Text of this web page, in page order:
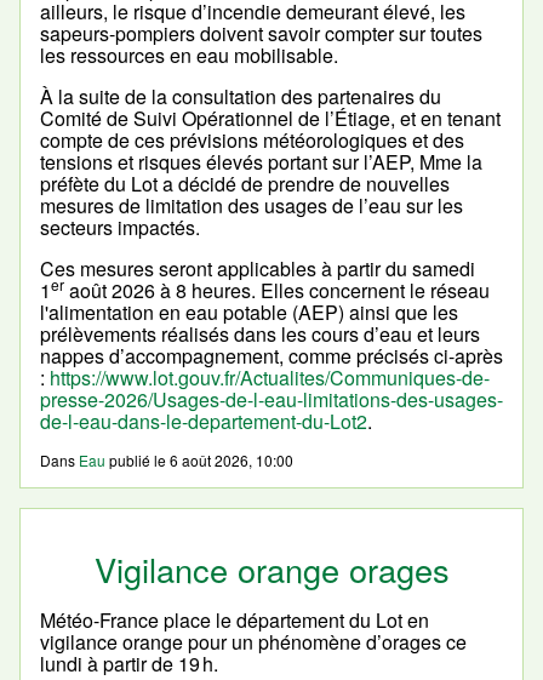
ailleurs, le risque d’incendie demeurant élevé, les
sapeurs-pompiers doivent savoir compter sur toutes
les ressources en eau mobilisable.
À la suite de la consultation des partenaires du
Comité de Suivi Opérationnel de l’Étiage, et en tenant
compte de ces prévisions météorologiques et des
tensions et risques élevés portant sur l’AEP, Mme la
préfète du Lot a décidé de prendre de nouvelles
mesures de limitation des usages de l’eau sur les
secteurs impactés.
Ces mesures seront applicables à partir du samedi
1er août 2026 à 8 heures. Elles concernent le réseau
l'alimentation en eau potable (AEP) ainsi que les
prélèvements réalisés dans les cours d’eau et leurs
nappes d’accompagnement, comme précisés ci-après
: https://www.lot.gouv.fr/Actualites/Communiques-de-
presse-2026/Usages-de-l-eau-limitations-des-usages-
de-l-eau-dans-le-departement-du-Lot2.
Dans Eau publié le6 août 2026, 10:00
Vigilance orange orages
Météo-France place le département du Lot en
vigilance orange pour un phénomène d’orages ce
lundi à partir de 19 h.